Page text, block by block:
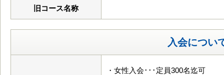
旧コース名称
入会につい
・女性入会･･･定員300名迄可